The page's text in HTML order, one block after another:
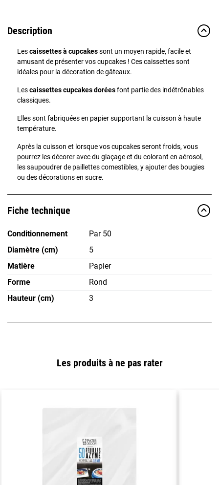
Description
Lescaissettes à cupcakessont un moyen rapide, facile et
amusant de présenter vos cupcakes ! Ces caissettes sont
idéales pour la décoration de gâteaux.
Lescaissettes cupcakes doréesfont partie des indétrônables
classiques.
Elles sont fabriquées en papier supportant la cuisson à haute
température.
Après la cuisson et lorsque vos cupcakes seront froids, vous
pourrez les décorer avec du glaçage et du colorant en aérosol,
les saupoudrer de paillettes comestibles, y ajouter des bougies
ou des décorations en sucre.
Fiche technique
Conditionnement
Par 50
Diamètre (cm)
5
Matière
Papier
Forme
Rond
Hauteur (cm)
3
Les produits à ne pas rater